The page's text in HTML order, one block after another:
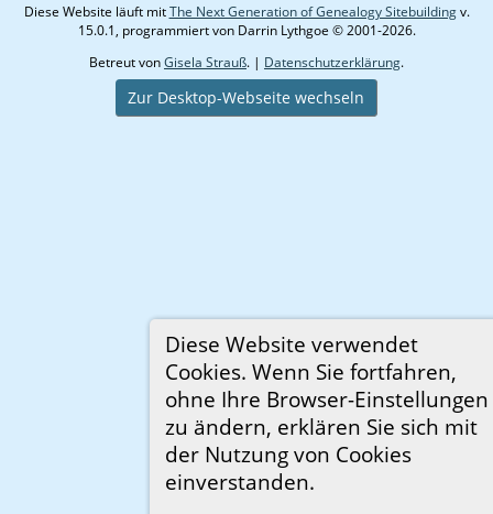
Diese Website verwendet
Cookies. Wenn Sie fortfahren,
ohne Ihre Browser-Einstellungen
zu ändern, erklären Sie sich mit
der Nutzung von Cookies
einverstanden.
Diese Website läuft mitThe Next Generation of Genealogy Sitebuildingv.
15.0.1, programmiert von Darrin Lythgoe © 2001-2026.
Betreut vonGisela Strauß. | Datenschutzerklärung.
Zur Desktop-Webseite wechseln